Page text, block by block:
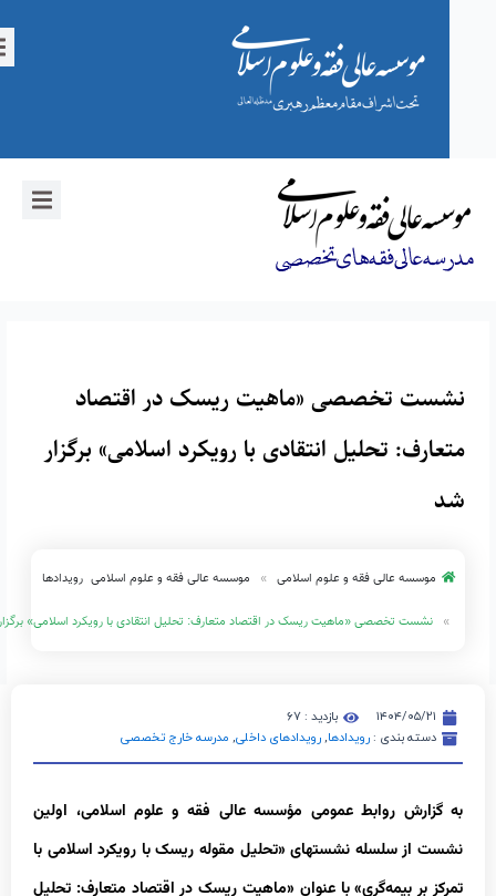
نشست تخصصی «ماهیت ریسک در اقتصاد
متعارف: تحلیل انتقادی با رویکرد اسلامی» برگزار
شد
موسسه عالی فقه و علوم اسلامی موسسه عالی فقه و علوم اسلامی رویدادها
نشست تخصصی «ماهیت ریسک در اقتصاد متعارف: تحلیل انتقادی با رویکرد اسلامی» برگزار شد
۱۴۰۴/۰۵/۲۱
بازدید : ۶۷
دسته بندی :رویدادها,رویدادهای داخلی,مدرسه خارج تخصصی
به گزارش روابط عمومی مؤسسه عالی ‌فقه و علوم ‌اسلامی، اولین
نشست از سلسله نشست‏های «تحلیل مقوله ریسک با رویکرد اسلامی با
تمرکز بر بیمه‏‌گری» با عنوان «ماهیت ریسک در اقتصاد متعارف: تحلیل